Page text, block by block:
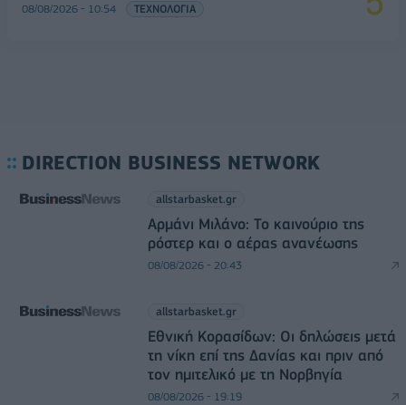
08/08/2026 - 10:54 ΤΕΧΝΟΛΟΓΙΑ
DIRECTION BUSINESS NETWORK
allstarbasket.gr
Αρμάνι Μιλάνο: Το καινούριο της
ρόστερ και ο αέρας ανανέωσης
08/08/2026 - 20:43
allstarbasket.gr
Εθνική Κορασίδων: Οι δηλώσεις μετά
τη νίκη επί της Δανίας και πριν από
τον ημιτελικό με τη Νορβηγία
08/08/2026 - 19:19